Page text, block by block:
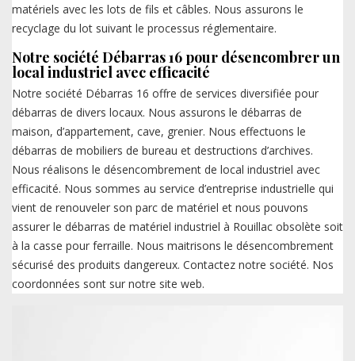
matériels avec les lots de fils et câbles. Nous assurons le
recyclage du lot suivant le processus réglementaire.
Notre société Débarras 16 pour désencombrer un
local industriel avec efficacité
Notre société Débarras 16 offre de services diversifiée pour
débarras de divers locaux. Nous assurons le débarras de
maison, d’appartement, cave, grenier. Nous effectuons le
débarras de mobiliers de bureau et destructions d’archives.
Nous réalisons le désencombrement de local industriel avec
efficacité. Nous sommes au service d’entreprise industrielle qui
vient de renouveler son parc de matériel et nous pouvons
assurer le débarras de matériel industriel à Rouillac obsolète soit
à la casse pour ferraille. Nous maitrisons le désencombrement
sécurisé des produits dangereux. Contactez notre société. Nos
coordonnées sont sur notre site web.